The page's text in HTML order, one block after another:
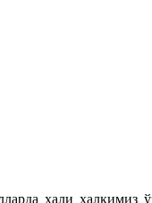
ҳали халқимиз